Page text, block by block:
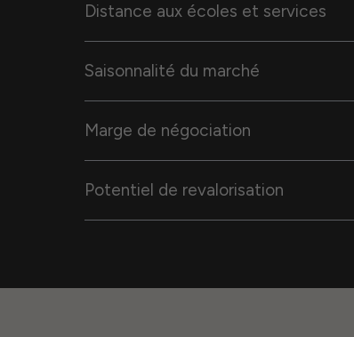
Distance aux écoles et services
Saisonnalité du marché
Marge de négociation
Potentiel de revalorisation